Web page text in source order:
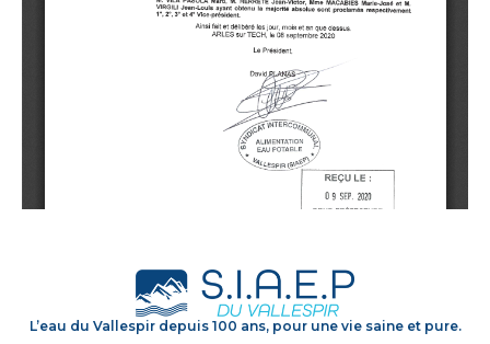
L’eau du Vallespir depuis 100 ans, pour une vie saine et pure.